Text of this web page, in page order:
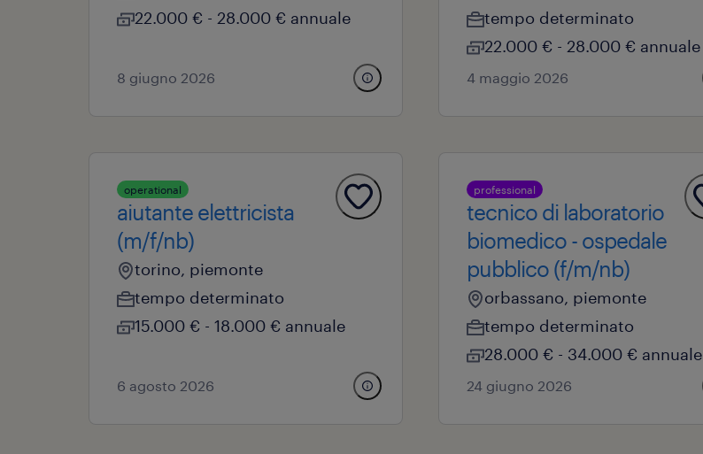
22.000 € - 28.000 € annuale
8 giugno 2026
tempo determinato
22.000 € - 28.000 € annuale
4 maggio 2026
operational
aiutante elettricista
(m/f/nb)
torino, piemonte
tempo determinato
15.000 € - 18.000 € annuale
6 agosto 2026
professional
tecnico di laboratorio
biomedico - ospedale
pubblico (f/m/nb)
orbassano, piemonte
tempo determinato
28.000 € - 34.000 € annuale
24 giugno 2026